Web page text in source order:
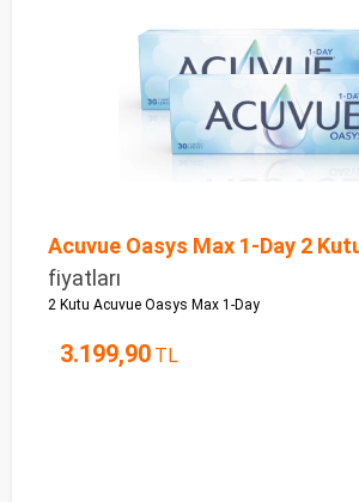
Acuvue Oasys Max 1-Day 2
fiyatları
2 Kutu Acuvue Oasys Max 1-Day
3.199,90 TL